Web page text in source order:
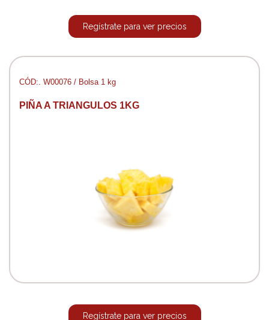
Regístrate para ver precios
CÓD:. W00076 / Bolsa 1 kg
PIÑA A TRIANGULOS 1KG
Regístrate para ver precios